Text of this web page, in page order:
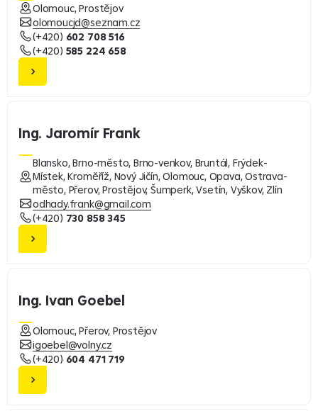
Olomouc, Prostějov
olomoucjd@seznam.cz
(+420) 602 708 516
(+420) 585 224 658
Ing. Jaromír Frank
Blansko, Brno-město, Brno-venkov, Bruntál, Frýdek-
Místek, Kroměříž, Nový Jičín, Olomouc, Opava, Ostrava-
město, Přerov, Prostějov, Šumperk, Vsetín, Vyškov, Zlín
odhady.frank@gmail.com
(+420) 730 858 345
Ing. Ivan Goebel
Olomouc, Přerov, Prostějov
igoebel@volny.cz
(+420) 604 471 719